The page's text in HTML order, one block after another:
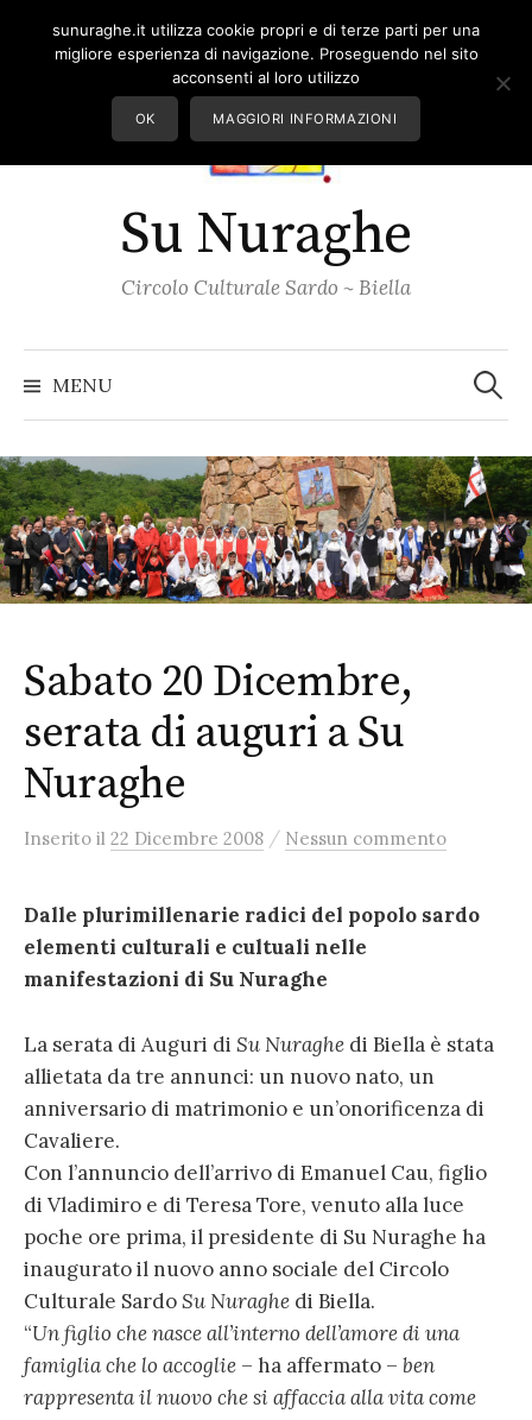
Su Nuraghe
Circolo Culturale Sardo ~ Biella
MENU per:
Sabato 20 Dicembre,
serata di auguri a Su
Nuraghe
Inserito il 22 Dicembre 2008 / Nessun commento
Dalle plurimillenarie radici del popolo sardo
elementi culturali e cultuali nelle
manifestazioni di Su Nuraghe
La serata di Auguri di Su Nuraghe di Biella è stata
allietata da tre annunci: un nuovo nato, un
anniversario di matrimonio e un’onorificenza di
Cavaliere.
Con l’annuncio dell’arrivo di Emanuel Cau, figlio
di Vladimiro e di Teresa Tore, venuto alla luce
poche ore prima, il presidente di Su Nuraghe ha
inaugurato il nuovo anno sociale del Circolo
Culturale SardoSu Nuraghe di Biella.
“Un figlio che nasce all’interno dell’amore di una
famiglia che lo accoglie – ha affermato – ben
rappresenta il nuovo che si affaccia alla vita come
sunuraghe.it utilizza cookie propri e di terze parti per una
migliore esperienza di navigazione. Proseguendo nel sito
acconsenti al loro utilizzo
OK MAGGIORI INFORMAZIONI